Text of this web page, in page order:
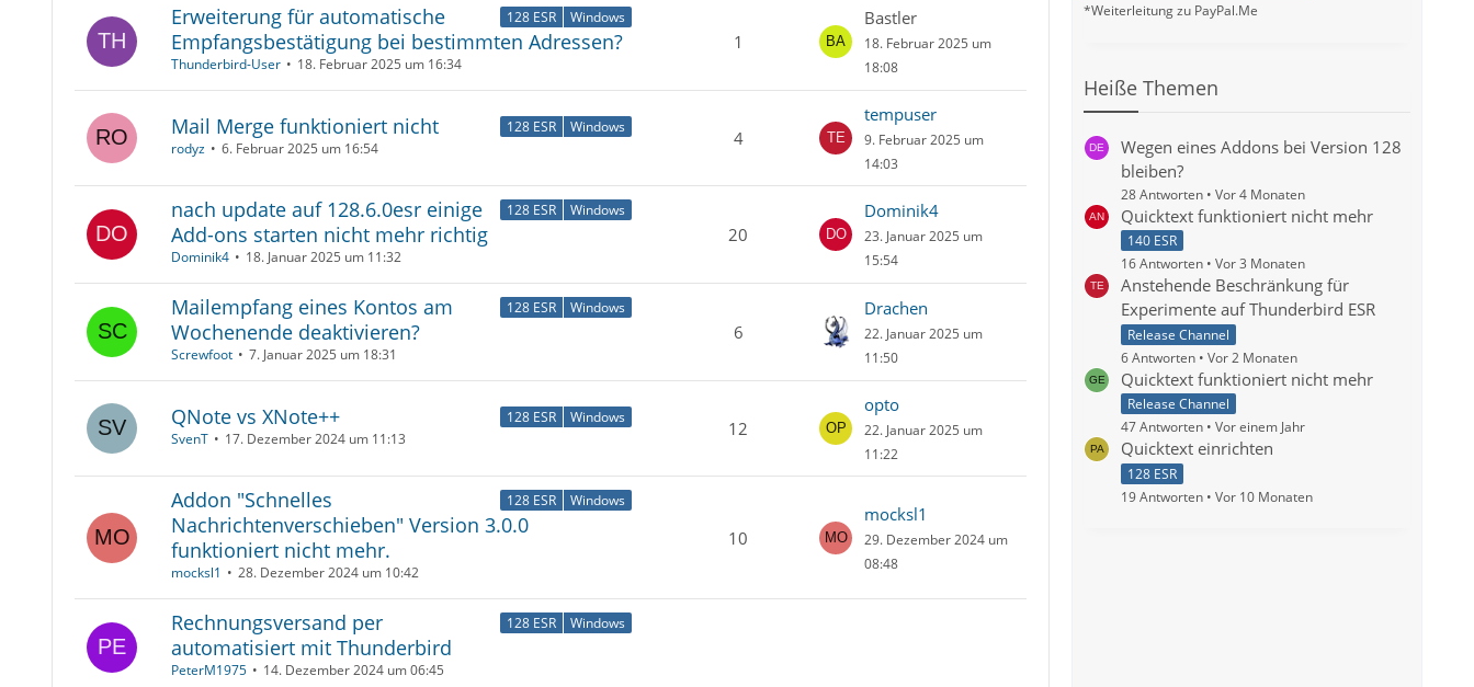
128 ESR Windows
Erweiterung für automatische
Empfangsbestätigung bei bestimmten Adressen?
Thunderbird-User 18. Februar 2025 um 16:34
1
Bastler
18. Februar 2025 um
18:08
128 ESR Windows
Mail Merge funktioniert nicht
rodyz 6. Februar 2025 um 16:54 4
tempuser
9. Februar 2025 um
14:03
128 ESR Windows
nach update auf 128.6.0esr einige
Add-ons starten nicht mehr richtig
Dominik4 18. Januar 2025 um 11:32
20
Dominik4
23. Januar 2025 um
15:54
128 ESR Windows
Mailempfang eines Kontos am
Wochenende deaktivieren?
Screwfoot 7. Januar 2025 um 18:31
6
Drachen
22. Januar 2025 um
11:50
128 ESR Windows
QNote vs XNote++
SvenT 17. Dezember 2024 um 11:13 12
opto
22. Januar 2025 um
11:22
128 ESR Windows
Addon "Schnelles
Nachrichtenverschieben" Version 3.0.0
funktioniert nicht mehr.
mocksl1 28. Dezember 2024 um 10:42
10
mocksl1
29. Dezember 2024 um
08:48
128 ESR Windows
Rechnungsversand per
automatisiert mit Thunderbird
PeterM1975 14. Dezember 2024 um 06:45
*Weiterleitung zu PayPal.Me
Heiße Themen
Wegen eines Addons bei Version 128
bleiben?
28 Antworten Vor 4 Monaten
Quicktext funktioniert nicht mehr
140 ESR
16 Antworten
Vor 3 Monaten
Anstehende Beschränkung für
Experimente auf Thunderbird ESR
Release Channel
6 Antworten
Vor 2 Monaten
Quicktext funktioniert nicht mehr
Release Channel
47 Antworten
Vor einem Jahr
Quicktext einrichten
128 ESR
19 Antworten
Vor 10 Monaten